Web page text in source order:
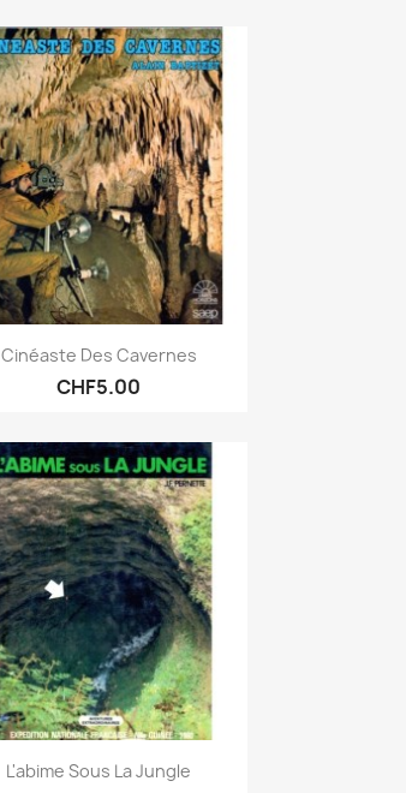
Quick view
Cinéaste Des Cavernes
CHF5.00
Quick view
L'abime Sous La Jungle